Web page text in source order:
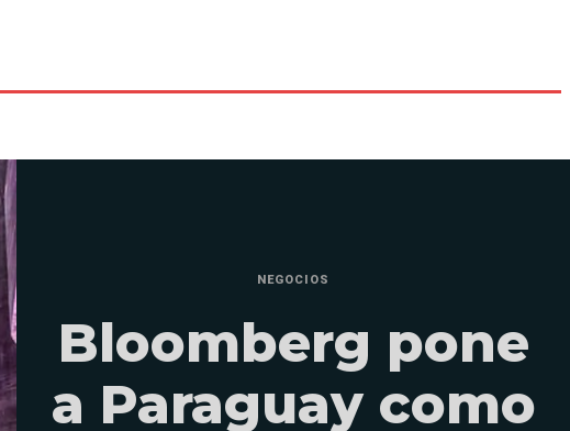
NEGOCIOS
Bloomberg pone
a Paraguay como